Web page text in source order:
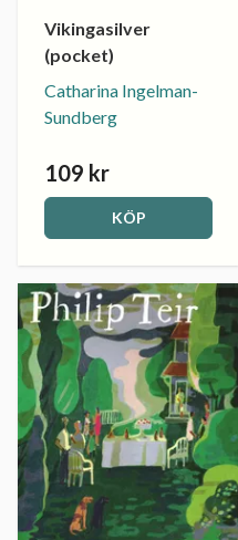
Vikingasilver
(pocket)
Catharina Ingelman-
Sundberg
109 kr
KÖP